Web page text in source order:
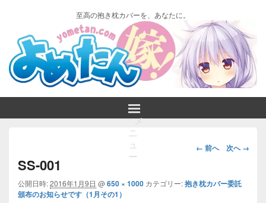
至高の抱き枕カバーを、あなたに。
メ
ニ
ュ
ー
画
ビ
← 前へ 次へ →
SS-001
公開日時:2016年1月9日 @650 × 1000 カテゴリー:抱き枕カバー委託
頒布のお知らせです（1月その1）